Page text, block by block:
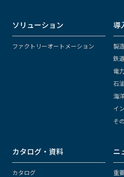
ソリューション
ファクトリーオートメーション
導
製
鉄道
電
石
海
イ
そ
カタログ・資料
カタログ
ニ
重